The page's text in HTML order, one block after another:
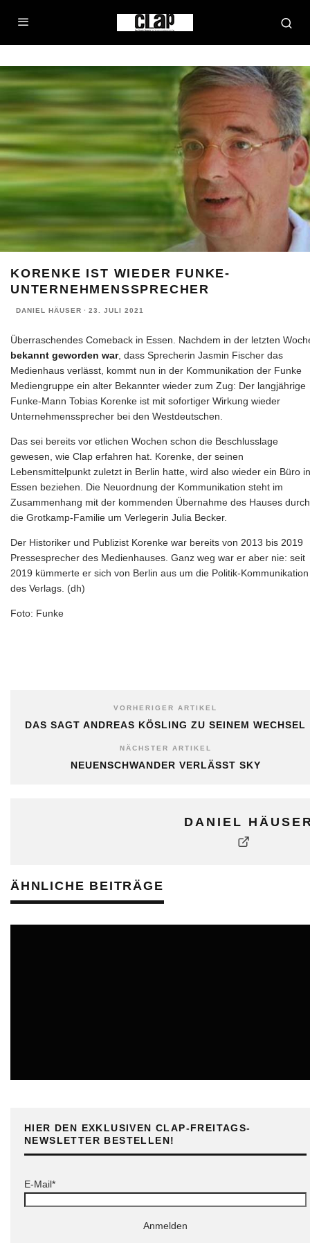
KORENKE IST WIEDER FUNKE-
UNTERNEHMENSSPRECHER
DANIEL HÄUSER · 23. JULI 2021
Überraschendes Comeback in Essen. Nachdem in der letzten
bekannt geworden war, dass Sprecherin Jasmin Fischer das
Medienhaus verlässt, kommt nun in der Kommunikation der Funke
Mediengruppe ein alter Bekannter wieder zum Zug: Der langjährige
Funke-Mann Tobias Korenke ist mit sofortiger Wirkung wieder
Unternehmenssprecher bei den Westdeutschen.
Das sei bereits vor etlichen Wochen schon die Beschlusslage
gewesen, wie Clap erfahren hat. Korenke, der seinen
Lebensmittelpunkt zuletzt in Berlin hatte, wird also wieder ein Büro in
Essen beziehen. Die Neuordnung der Kommunikation steht im
Zusammenhang mit der kommenden Übernahme des Hauses durch
die Grotkamp-Familie um Verlegerin Julia Becker.
Der Historiker und Publizist Korenke war bereits von 2013 bis 2019
Pressesprecher des Medienhauses. Ganz weg war er aber nie: seit
2019 kümmerte er sich von Berlin aus um die Politik-Kommunikation
des Verlags. (dh)
Foto: Funke
VORHERIGER ARTIKEL
DAS SAGT ANDREAS KÖSLING ZU SEINEM WECHSEL
NÄCHSTER ARTIKEL
NEUENSCHWANDER VERLÄSST SKY
DANIEL
ÄHNLICHE BEITRÄGE
HIER DEN EXKLUSIVEN CLAP-FREITAGS-
NEWSLETTER BESTELLEN!
E-Mail*
Anmelden